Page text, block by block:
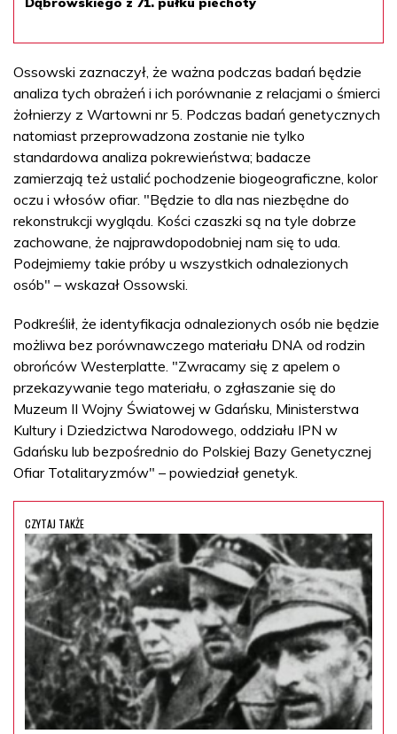
Ossowski zaznaczył, że ważna podczas badań będzie
analiza tych obrażeń i ich porównanie z relacjami o śmierci
żołnierzy z Wartowni nr 5. Podczas badań genetycznych
natomiast przeprowadzona zostanie nie tylko
standardowa analiza pokrewieństwa; badacze
zamierzają też ustalić pochodzenie biogeograficzne, kolor
oczu i włosów ofiar. "Będzie to dla nas niezbędne do
rekonstrukcji wyglądu. Kości czaszki są na tyle dobrze
zachowane, że najprawdopodobniej nam się to uda.
Podejmiemy takie próby u wszystkich odnalezionych
osób" – wskazał Ossowski.
Podkreślił, że identyfikacja odnalezionych osób nie będzie
możliwa bez porównawczego materiału DNA od rodzin
obrońców Westerplatte. "Zwracamy się z apelem o
przekazywanie tego materiału, o zgłaszanie się do
Muzeum II Wojny Światowej w Gdańsku, Ministerstwa
Kultury i Dziedzictwa Narodowego, oddziału IPN w
Gdańsku lub bezpośrednio do Polskiej Bazy Genetycznej
Ofiar Totalitaryzmów" – powiedział genetyk.
CZYTAJ TAKŻE